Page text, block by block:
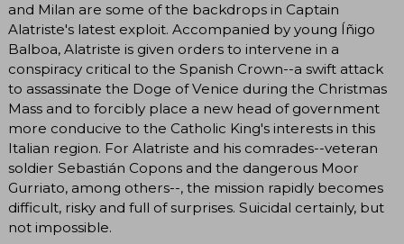
and Milan are some of the backdrops in Captain
Alatriste's latest exploit. Accompanied by young Íñigo
Balboa, Alatriste is given orders to intervene in a
conspiracy critical to the Spanish Crown--a swift attack
to assassinate the Doge of Venice during the Christmas
Mass and to forcibly place a new head of government
more conducive to the Catholic King's interests in this
Italian region. For Alatriste and his comrades--veteran
soldier Sebastián Copons and the dangerous Moor
Gurriato, among others--, the mission rapidly becomes
difficult, risky and full of surprises. Suicidal certainly, but
not impossible.